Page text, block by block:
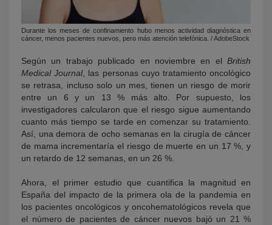
Durante los meses de confinamiento hubo menos actividad diagnóstica en
cáncer, menos pacientes nuevos, pero más atención telefónica. / AdobeStock
Según un trabajo publicado en noviembre en el British
Medical Journal, las personas cuyo tratamiento oncológico
se retrasa, incluso solo un mes, tienen un riesgo de morir
entre un 6 y un 13 % más alto. Por supuesto, los
investigadores calcularon que el riesgo sigue aumentando
cuanto más tiempo se tarde en comenzar su tratamiento.
Así, una demora de ocho semanas en la cirugía de cáncer
de mama incrementaría el riesgo de muerte en un 17 %, y
un retardo de 12 semanas, en un 26 %.
Ahora, el primer estudio que cuantifica la magnitud en
España del impacto de la primera ola de la pandemia en
los pacientes oncológicos y oncohematológicos revela que
el número de pacientes de cáncer nuevos bajó un 21 %